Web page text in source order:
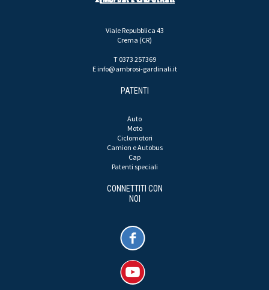
Viale Repubblica 43
Crema (CR)
T 0373 257369
E info@ambrosi-gardinali.it
PATENTI
Auto
Moto
Ciclomotori
Camion e Autobus
Cap
Patenti speciali
CONNETTITI CON
NOI